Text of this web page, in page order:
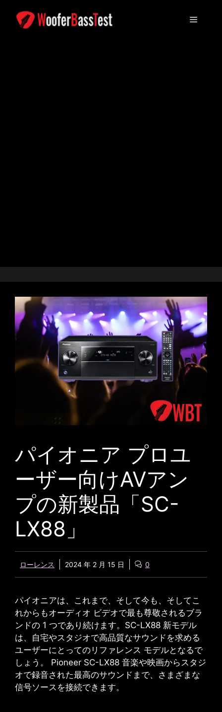
メ
パイオニア プロユ
ーザー向けAVアン
プの新製品「SC-
LX88」
ローレンス 2024 年 2 月 15 日 0
パイオニアは、これまで、そして今も、そしてこ
れからもオーディオ ビデオで最も尊敬されるブラ
ンドの 1 つであり続けます。SC-LX88 新モデル
は、自宅やスタジオで高品質なサウンドを求める
ユーザーにとってのリファレンス モデルとなるで
しょう。 Pioneer SC-LX88 音楽や映画からスタジ
オで録音された最高のサウンドまで、さまざまな
信号ソースを接続できます。